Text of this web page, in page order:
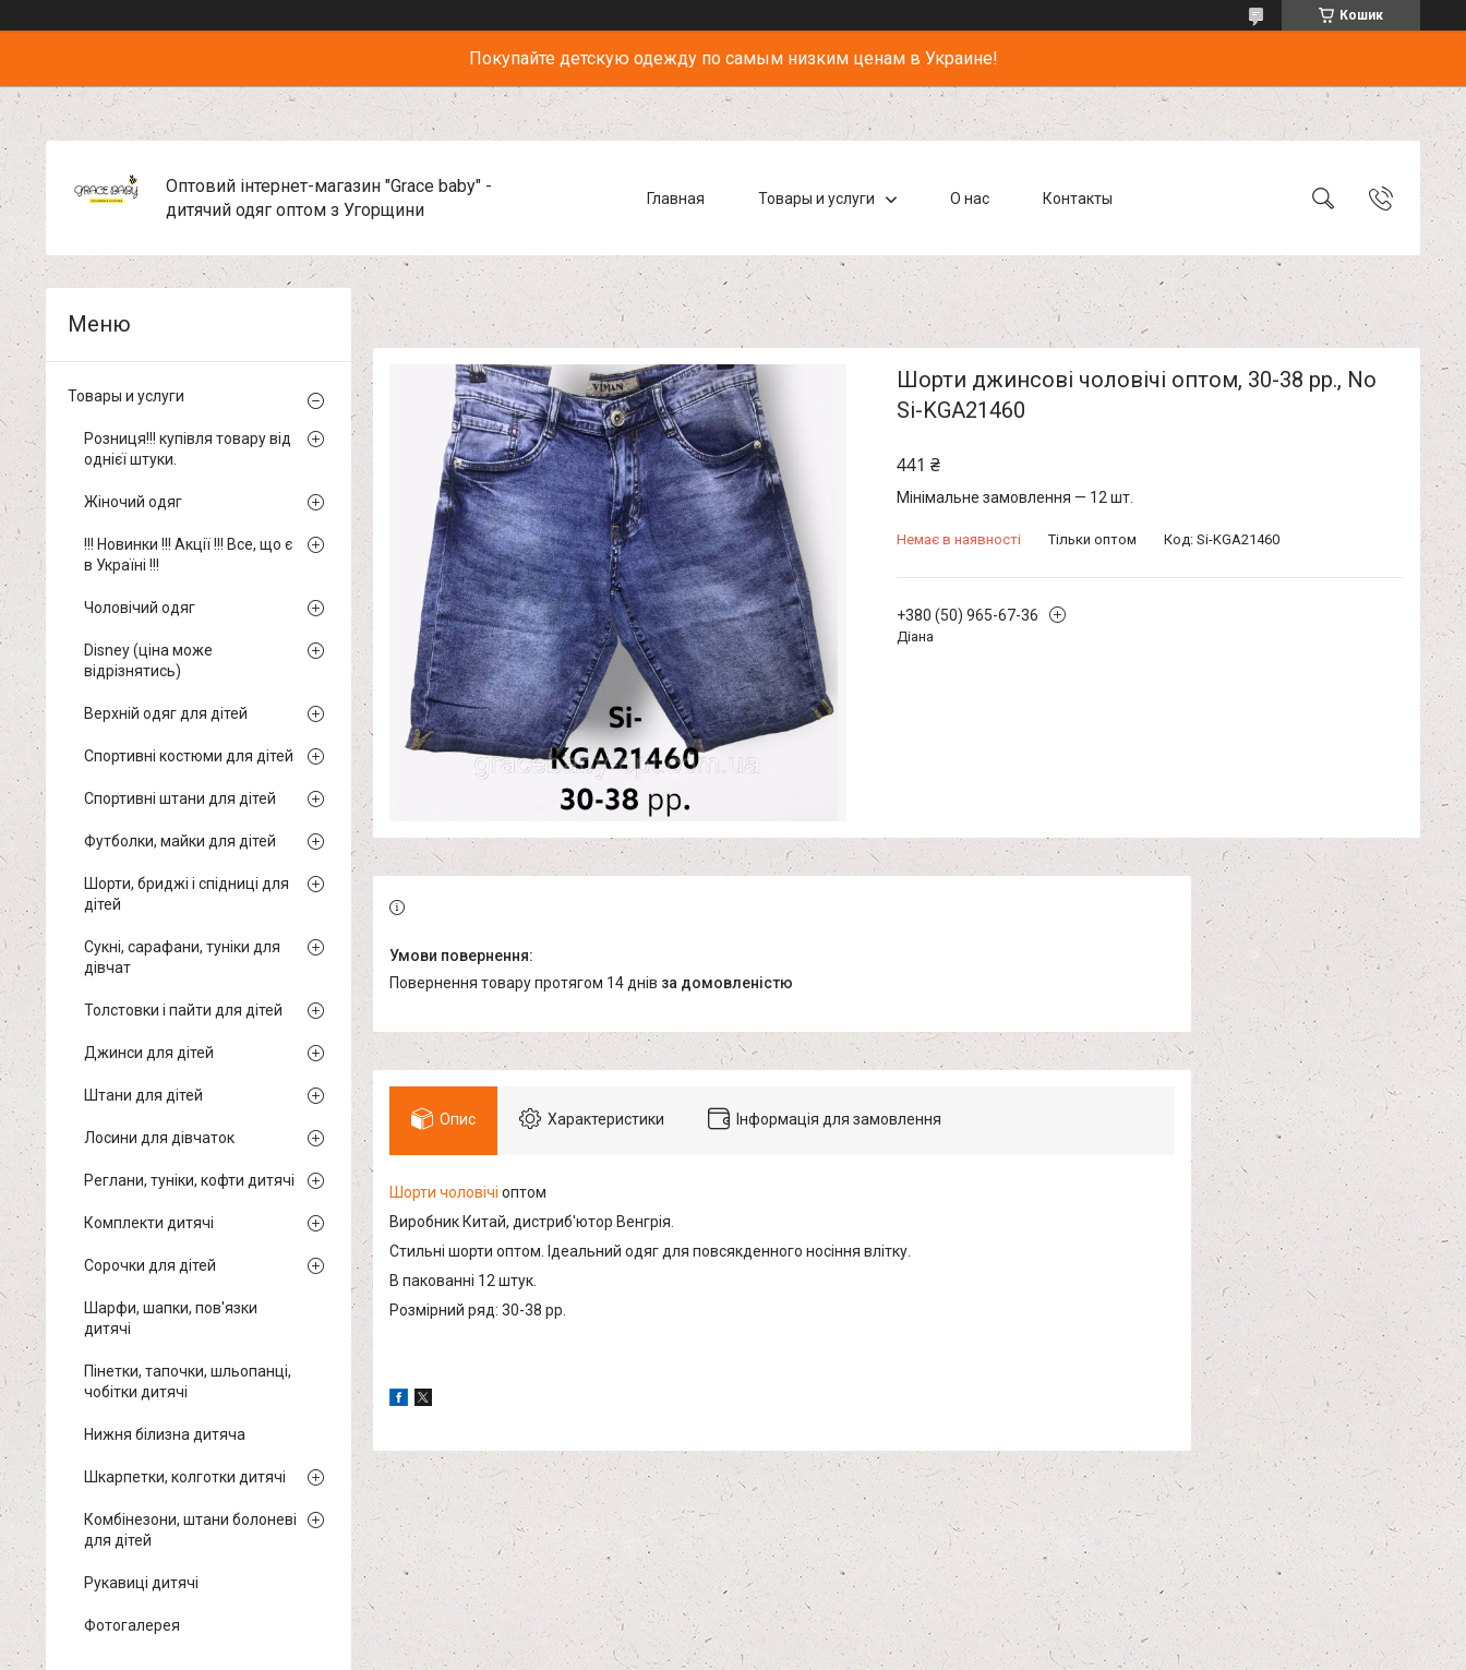
Кошик
Покупайте детскую одежду по самым низким ценам в Украине!
Оптовий інтернет-магазин "Grace baby" -
дитячий одяг оптом з Угорщини
Главная Товары и услуги О нас Контакты
Шорти джинсові чоловічі оптом, 30-38 рр., No
Si-KGA21460
441 ₴
Мінімальне замовлення — 12 шт.
Немає в наявності Тільки оптом Код: Si-KGA21460
+380 (50) 965-67-36
Діана
повернення товару протягом 14 днів за домовленістю
Опис Характеристики Інформація для замовлення
Шорти чоловічі оптом
Виробник Китай, дистриб'ютор Венгрія.
Стильні шорти оптом. Ідеальний одяг для повсякденного носіння влітку.
В пакованні 12 штук.
Розмірний ряд: 30-38 рр.
Товары и услуги
Розниця!!! купівля товару від
однієї штуки.
Жіночий одяг
!!! Новинки !!! Акції !!! Все, що є
в Україні !!!
Чоловічий одяг
Disney (ціна може
відрізнятись)
Верхній одяг для дітей
Спортивні костюми для дітей
Спортивні штани для дітей
Футболки, майки для дітей
Шорти, бриджі і спідниці для
дітей
Сукні, сарафани, туніки для
дівчат
Толстовки і пайти для дітей
Джинси для дітей
Штани для дітей
Лосини для дівчаток
Реглани, туніки, кофти дитячі
Комплекти дитячі
Сорочки для дітей
Шарфи, шапки, пов'язки
дитячі
Пінетки, тапочки, шльопанці,
чобітки дитячі
Нижня білизна дитяча
Шкарпетки, колготки дитячі
Комбінезони, штани болоневі
для дітей
Рукавиці дитячі
Фотогалерея